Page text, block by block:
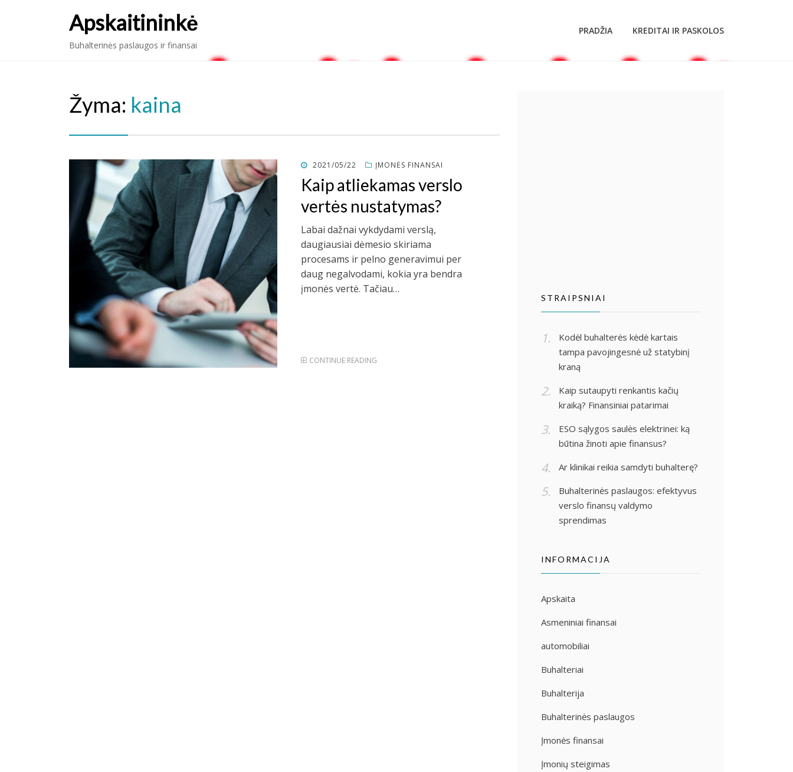
Apskaitininkė
Buhalterinės paslaugos ir finansai
PRADŽIA KREDITAI IR PASKOLOS
Žyma: kaina
POSTED
2021/05/22 ĮMONĖS FINANSAI
Kaip atliekamas verslo
vertės nustatymas?
Labai dažnai vykdydami verslą,
daugiausiai dėmesio skiriama
procesams ir pelno generavimui per
daug negalvodami, kokia yra bendra
įmonės vertė. Tačiau…
CONTINUE READING
STRAIPSNIAI
Kodėl buhalterės kėdė kartais
tampa pavojingesnė už statybinį
kraną
Kaip sutaupyti renkantis kačių
kraiką? Finansiniai patarimai
ESO sąlygos saulės elektrinei: ką
būtina žinoti apie finansus?
Ar klinikai reikia samdyti buhalterę?
Buhalterinės paslaugos: efektyvus
verslo finansų valdymo
sprendimas
INFORMACIJA
Apskaita
Asmeniniai finansai
automobiliai
Buhalteriai
Buhalterija
Buhalterinės paslaugos
Įmonės finansai
Įmonių steigimas